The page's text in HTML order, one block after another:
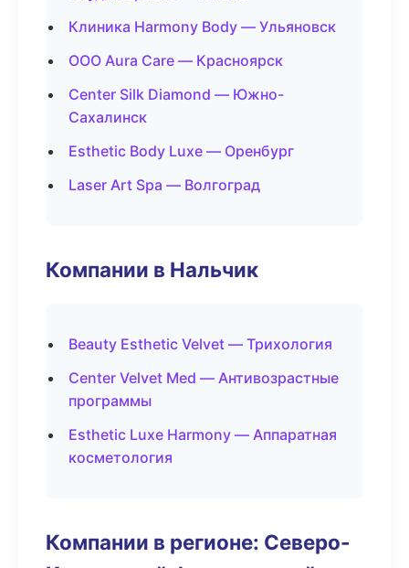
Клиника Harmony Body — Ульяновск
ООО Aura Care — Красноярск
Center Silk Diamond — Южно-
Сахалинск
Esthetic Body Luxe — Оренбург
Laser Art Spa — Волгоград
Компании в Нальчик
Beauty Esthetic Velvet — Трихология
Center Velvet Med — Антивозрастные
программы
Esthetic Luxe Harmony — Аппаратная
косметология
Компании в регионе: Северо-